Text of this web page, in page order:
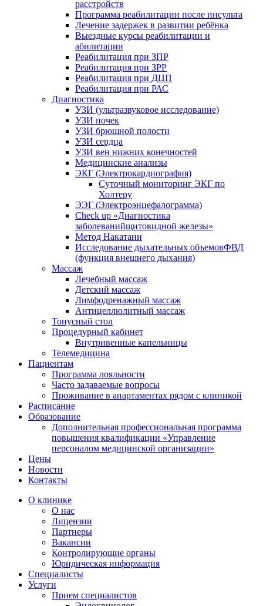
расстройств
Программа реабилитации после инсульта
Лечение задержек в развитии ребёнка
Выездные курсы реабилитации и
абилитации
Реабилитация при ЗПР
Реабилитация при ЗРР
Реабилитация при ДЦП
Реабилитация при РАС
Диагностика
УЗИ (ультразвуковое исследование)
УЗИ почек
УЗИ брюшной полости
УЗИ сердца
УЗИ вен нижних конечностей
Медицинские анализы
ЭКГ (Электрокардиография)
Cуточный мониторинг ЭКГ по
Холтеру
ЭЭГ (Электроэнце­фало­грамма)
Check up «Диагностика
заболеванийщитовидной железы»
Метод Накатани
Исследование дыхательных объемовФВД
(функция внешнего дыхания)
Массаж
Лечебный массаж
Детский массаж
Лимфодренажный массаж
Антицеллюлитный массаж
Тонусный стол
Процедурный кабинет
Внутривенные капельницы
Телемедицина
Пациентам
Программа лояльности
Часто задаваемые вопросы
Проживание в апартаментах рядом с клиникой
Расписание
Образование
Дополнительная профессиональная программа
повышения квалификации «Управление
персоналом медицинской организации»
Цены
Новости
Контакты
О клинике
О нас
Лицензии
Партнеры
Вакансии
Контролирующие органы
Юридическая информация
Специалисты
Услуги
Прием специалистов